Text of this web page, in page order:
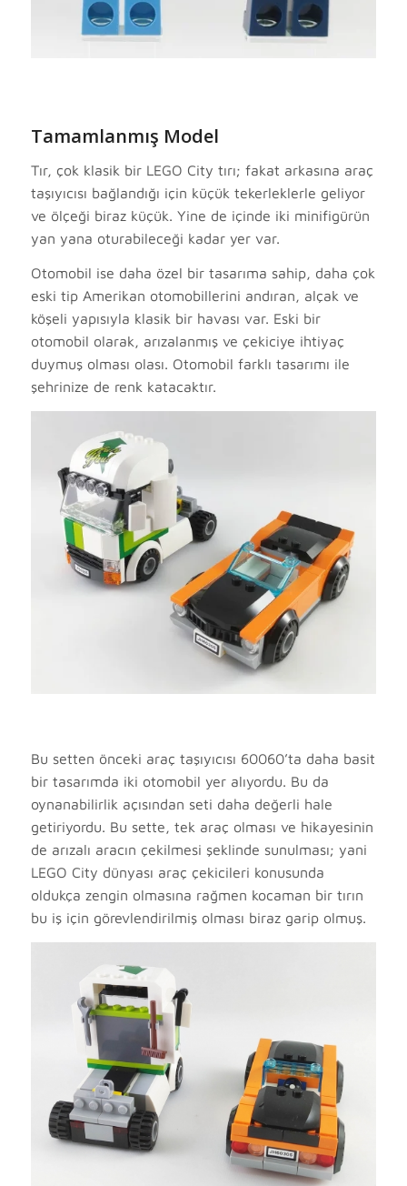
Tamamlanmış Model
Tır, çok klasik bir LEGO City tırı; fakat arkasına araç
taşıyıcısı bağlandığı için küçük tekerleklerle geliyor
ve ölçeği biraz küçük. Yine de içinde iki minifigürün
yan yana oturabileceği kadar yer var.
Otomobil ise daha özel bir tasarıma sahip, daha çok
eski tip Amerikan otomobillerini andıran, alçak ve
köşeli yapısıyla klasik bir havası var. Eski bir
otomobil olarak, arızalanmış ve çekiciye ihtiyaç
duymuş olması olası. Otomobil farklı tasarımı ile
şehrinize de renk katacaktır.
Bu setten önceki araç taşıyıcısı 60060’ta daha basit
bir tasarımda iki otomobil yer alıyordu. Bu da
oynanabilirlik açısından seti daha değerli hale
getiriyordu. Bu sette, tek araç olması ve hikayesinin
de arızalı aracın çekilmesi şeklinde sunulması; yani
LEGO City dünyası araç çekicileri konusunda
oldukça zengin olmasına rağmen kocaman bir tırın
bu iş için görevlendirilmiş olması biraz garip olmuş.